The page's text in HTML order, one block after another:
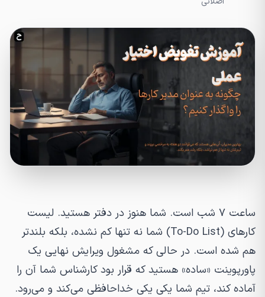
ساعت ۷ شب است. شما هنوز در دفتر هستید. لیست
کارهای (To-Do List) شما نه تنها کم نشده، بلکه بلندتر
هم شده است. در حالی که مشغول ویرایش نهایی یک
پاورپوینت «ساده» هستید که قرار بود کارشناس شما آن را
آماده کند، تیم شما یکی یکی خداحافظی می‌کند و می‌رود.